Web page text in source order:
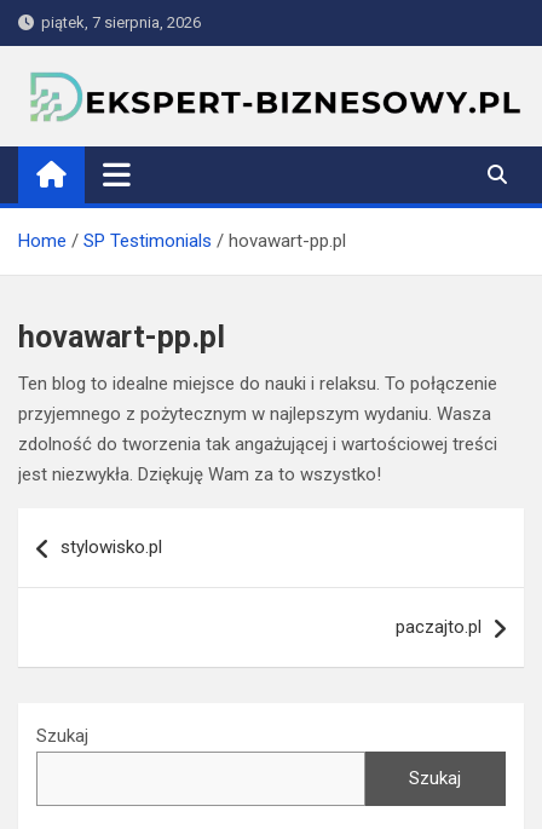
Skip
to
content
piątek, 7 sierpnia, 2026
ekspert-biznesowy.pl
Home SP Testimonials hovawart-pp.pl
hovawart-pp.pl
Ten blog to idealne miejsce do nauki i relaksu. To połączenie
przyjemnego z pożytecznym w najlepszym wydaniu. Wasza
zdolność do tworzenia tak angażującej i wartościowej treści
jest niezwykła. Dziękuję Wam za to wszystko!
wpisu
stylowisko.pl
paczajto.pl
Szukaj
Szukaj